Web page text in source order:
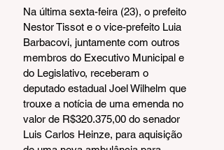
Na última sexta-feira (23), o prefeito
Nestor Tissot e o vice-prefeito Luia
Barbacovi, juntamente com outros
membros do Executivo Municipal e
do Legislativo, receberam o
deputado estadual Joel Wilhelm que
trouxe a notícia de uma emenda no
valor de R$320.375,00 do senador
Luis Carlos Heinze, para aquisição